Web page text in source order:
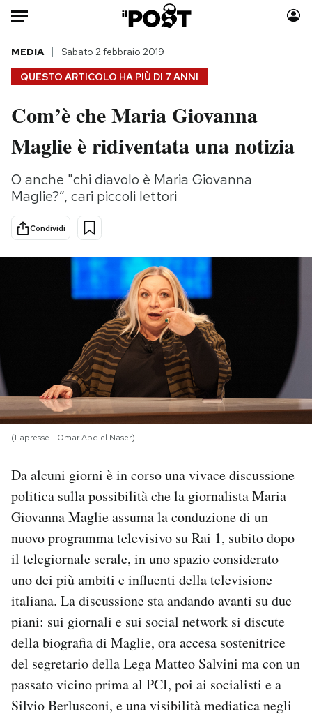
Auto
HOME
Italia
Politica
Tecnologia
Internet
Scienza
Cultura
Economia
Moda
Consumismi
Storie/Idee
Ok Boomer!
Altrecose
Mondiali calcio 2026
NEWSLETTER
I MIEI PREFERITI
SHOP
CALENDARIO
AREA PERSONALE
Area Personale
Newsletter
Notifiche mobile
Regala il Post
Hai bisogno di aiuto?
Esci
QUESTO ARTICOLO HA PIÙ DI 7 ANNI
MEDIA Sabato 2 febbraio 2019
Com’è che Maria Giovanna
Maglie è ridiventata una notizia
O anche "chi diavolo è Maria Giovanna
Maglie?”, cari piccoli lettori
Condividi
(Lapresse - Omar Abd el Naser)
Da alcuni giorni è in corso una vivace discussione
politica sulla possibilità che la giornalista Maria
Giovanna Maglie assuma la conduzione di un
nuovo programma televisivo su Rai 1, subito dopo
il telegiornale serale, in uno spazio considerato
uno dei più ambiti e influenti della televisione
italiana. La discussione sta andando avanti su due
piani: sui giornali e sui social network si discute
della biografia di Maglie, ora accesa sostenitrice
del segretario della Lega Matteo Salvini ma con un
passato vicino prima al PCI, poi ai socialisti e a
Silvio Berlusconi, e una visibilità mediatica negli